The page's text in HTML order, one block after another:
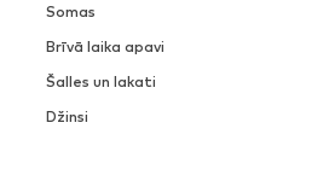
Somas
Brīvā laika apavi
Šalles un lakati
Džinsi